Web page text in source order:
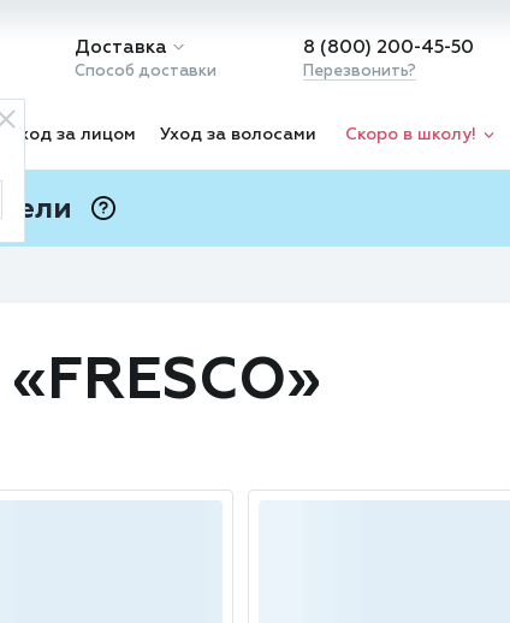
Доставка
Способ доставки
8 (800) 200-45-50
Перезвонить?
Уход за лицом Уход за волосами Скоро в школу!